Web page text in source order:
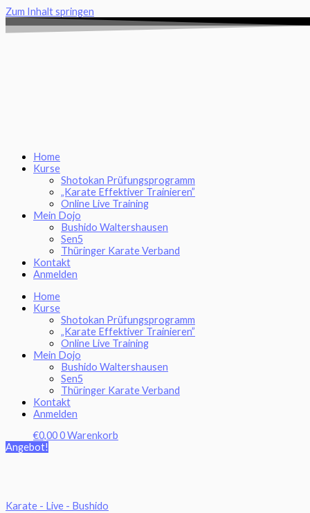
Zum Inhalt springen
Home
Kurse
Shotokan Prüfungsprogramm
„Karate Effektiver Trainieren”
Online Live Training
Mein Dojo
Bushido Waltershausen
Sen5
Thüringer Karate Verband
Kontakt
Anmelden
Home
Kurse
Shotokan Prüfungsprogramm
„Karate Effektiver Trainieren”
Online Live Training
Mein Dojo
Bushido Waltershausen
Sen5
Thüringer Karate Verband
Kontakt
Anmelden
€0,000Warenkorb
Angebot!
Karate - Live - Bushido